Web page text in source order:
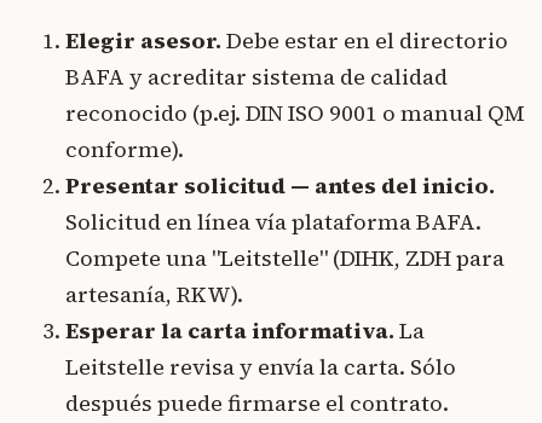
Elegir asesor. Debe estar en el directorio
BAFA y acreditar sistema de calidad
reconocido (p.ej. DIN ISO 9001 o manual QM
conforme).
Presentar solicitud — antes del inicio.
Solicitud en línea vía plataforma BAFA.
Compete una "Leitstelle" (DIHK, ZDH para
artesanía, RKW).
Esperar la carta informativa. La
Leitstelle revisa y envía la carta. Sólo
después puede firmarse el contrato.